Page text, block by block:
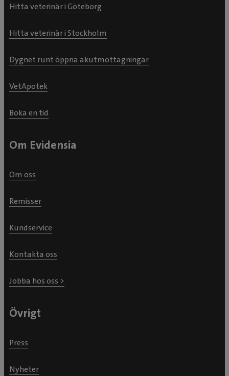
Hitta veterinär i Göteborg
Hitta veterinär i Stockholm
Dygnet runt öppna akutmottagningar
VetApotek
Boka en tid
Om Evidensia
Om oss
Remisser
Kundservice
Kontakta oss
Jobba hos oss >
Övrigt
Press
Nyheter